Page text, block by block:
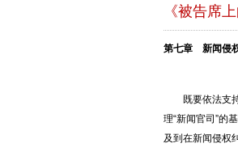
《被告席
第七章 新闻侵
及对新
既要依法支持
理“新闻官司”的
及到在新闻侵权